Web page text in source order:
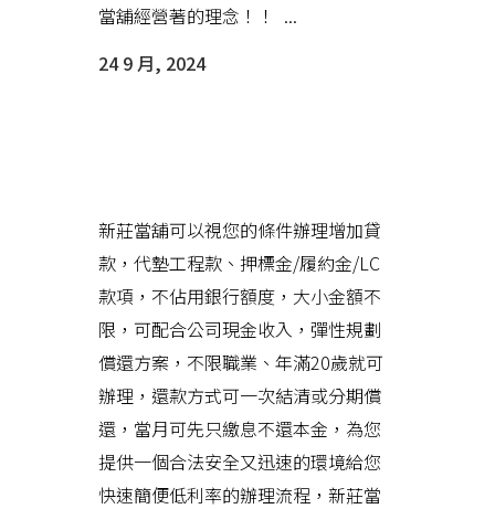
當舖經營著的理念！！ ...
24 9 月, 2024
新莊當舖可以視您的條件辦理增加貸
款，代墊工程款、押標金/履約金/LC
款項，不佔用銀行額度，大小金額不
限，可配合公司現金收入，彈性規劃
償還方案，不限職業、年滿20歲就可
辦理，還款方式可一次結清或分期償
還，當月可先只繳息不還本金，為您
提供一個合法安全又迅速的環境給您
快速簡便低利率的辦理流程，新莊當